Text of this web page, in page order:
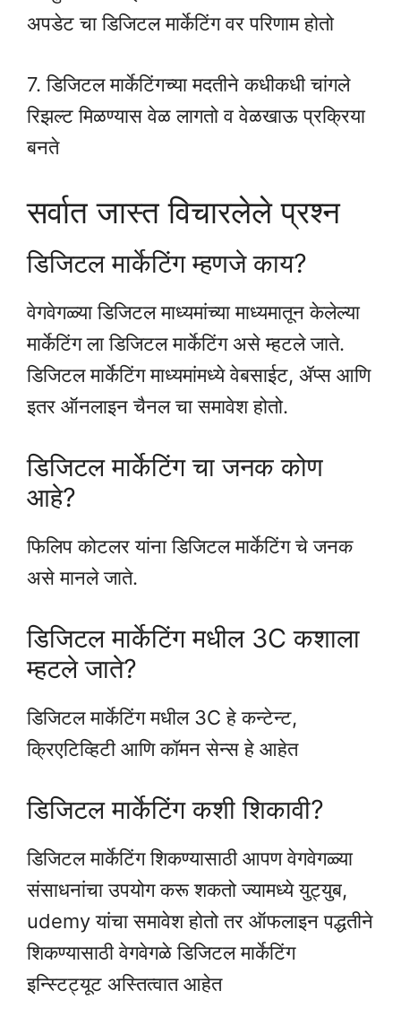
अपडेट चा डिजिटल मार्केटिंग वर परिणाम होतो
7. डिजिटल मार्केटिंगच्या मदतीने कधीकधी चांगले
रिझल्ट मिळण्यास वेळ लागतो व वेळखाऊ प्रक्रिया
बनते
सर्वात जास्त विचारलेले प्रश्न
डिजिटल मार्केटिंग म्हणजे काय?
वेगवेगळ्या डिजिटल माध्यमांच्या माध्यमातून केलेल्या
मार्केटिंग ला डिजिटल मार्केटिंग असे म्हटले जाते.
डिजिटल मार्केटिंग माध्यमांमध्ये वेबसाईट, ॲप्स आणि
इतर ऑनलाइन चैनल चा समावेश होतो.
डिजिटल मार्केटिंग चा जनक कोण
आहे?
फिलिप कोटलर यांना डिजिटल मार्केटिंग चे जनक
असे मानले जाते.
डिजिटल मार्केटिंग मधील 3C कशाला
म्हटले जाते?
डिजिटल मार्केटिंग मधील 3C हे कन्टेन्ट,
क्रिएटिव्हिटी आणि कॉमन सेन्स हे आहेत
डिजिटल मार्केटिंग कशी शिकावी?
डिजिटल मार्केटिंग शिकण्यासाठी आपण वेगवेगळ्या
संसाधनांचा उपयोग करू शकतो ज्यामध्ये युट्युब,
udemy यांचा समावेश होतो तर ऑफलाइन पद्धतीने
शिकण्यासाठी वेगवेगळे डिजिटल मार्केटिंग
इन्स्टिट्यूट अस्तित्वात आहेत